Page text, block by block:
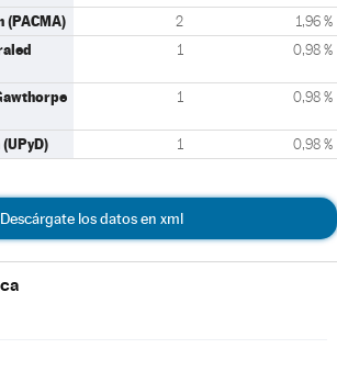
2 1,96 %
1 0,98 %
1 0,98 %
1 0,98 %
Descárgate los datos en xml